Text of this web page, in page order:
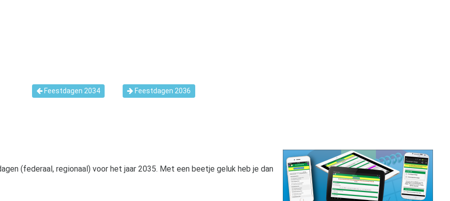
Feestdagen 2034 Feestdagen 2036
(federaal, regionaal) voor het jaar 2035. Met een beetje geluk heb je dan